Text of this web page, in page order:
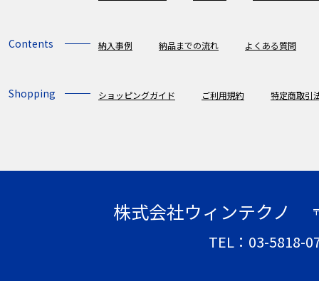
Contents 納入事例 納品までの流れ よくある質問
Shopping ショッピングガイド ご利用規約 特定商取引
株式会社ウィンテクノ
TEL：03-5818-